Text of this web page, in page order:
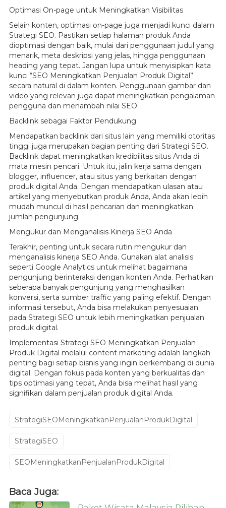
Optimasi On-page untuk Meningkatkan Visibilitas
Selain konten, optimasi on-page juga menjadi kunci dalam
Strategi SEO. Pastikan setiap halaman produk Anda
dioptimasi dengan baik, mulai dari penggunaan judul yang
menarik, meta deskripsi yang jelas, hingga penggunaan
heading yang tepat. Jangan lupa untuk menyisipkan kata
kunci “SEO Meningkatkan Penjualan Produk Digital”
secara natural di dalam konten. Penggunaan gambar dan
video yang relevan juga dapat meningkatkan pengalaman
pengguna dan menambah nilai SEO.
Backlink sebagai Faktor Pendukung
Mendapatkan backlink dari situs lain yang memiliki otoritas
tinggi juga merupakan bagian penting dari Strategi SEO.
Backlink dapat meningkatkan kredibilitas situs Anda di
mata mesin pencari. Untuk itu, jalin kerja sama dengan
blogger, influencer, atau situs yang berkaitan dengan
produk digital Anda. Dengan mendapatkan ulasan atau
artikel yang menyebutkan produk Anda, Anda akan lebih
mudah muncul di hasil pencarian dan meningkatkan
jumlah pengunjung.
Mengukur dan Menganalisis Kinerja SEO Anda
Terakhir, penting untuk secara rutin mengukur dan
menganalisis kinerja SEO Anda. Gunakan alat analisis
seperti Google Analytics untuk melihat bagaimana
pengunjung berinteraksi dengan konten Anda. Perhatikan
seberapa banyak pengunjung yang menghasilkan
konversi, serta sumber traffic yang paling efektif. Dengan
informasi tersebut, Anda bisa melakukan penyesuaian
pada Strategi SEO untuk lebih meningkatkan penjualan
produk digital.
Implementasi Strategi SEO Meningkatkan Penjualan
Produk Digital melalui content marketing adalah langkah
penting bagi setiap bisnis yang ingin berkembang di dunia
digital. Dengan fokus pada konten yang berkualitas dan
tips optimasi yang tepat, Anda bisa melihat hasil yang
signifikan dalam penjualan produk digital Anda.
StrategiSEOMeningkatkanPenjualanProdukDigital
StrategiSEO
SEOMeningkatkanPenjualanProdukDigital
Baca Juga: